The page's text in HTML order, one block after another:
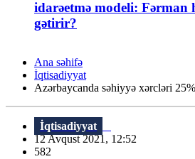
idarəetmə modeli: Fərman
gətirir?
Ana səhifə
İqtisadiyyat
Azərbaycanda səhiyyə xərcləri
İqtisadiyyat
12 Avqust 2021, 12:52
582